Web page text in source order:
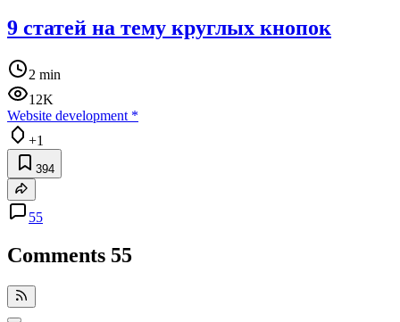
9 статей на тему круглых кнопок
2 min
12K
Website development *
+1
394
55
Comments 55